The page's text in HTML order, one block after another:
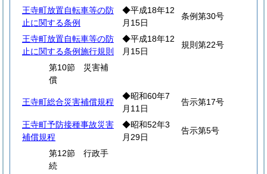
王寺町放置自転車等の防
止に関する条例
◆平成18年12
月15日
条例第30号
王寺町放置自転車等の防
止に関する条例施行規則
◆平成18年12
月15日
規則第22号
第10節 災害補
償
王寺町総合災害補償規程
◆昭和60年7
月11日
告示第17号
王寺町予防接種事故災害
補償規程
◆昭和52年3
月29日
告示第5号
第12節 行政手
続